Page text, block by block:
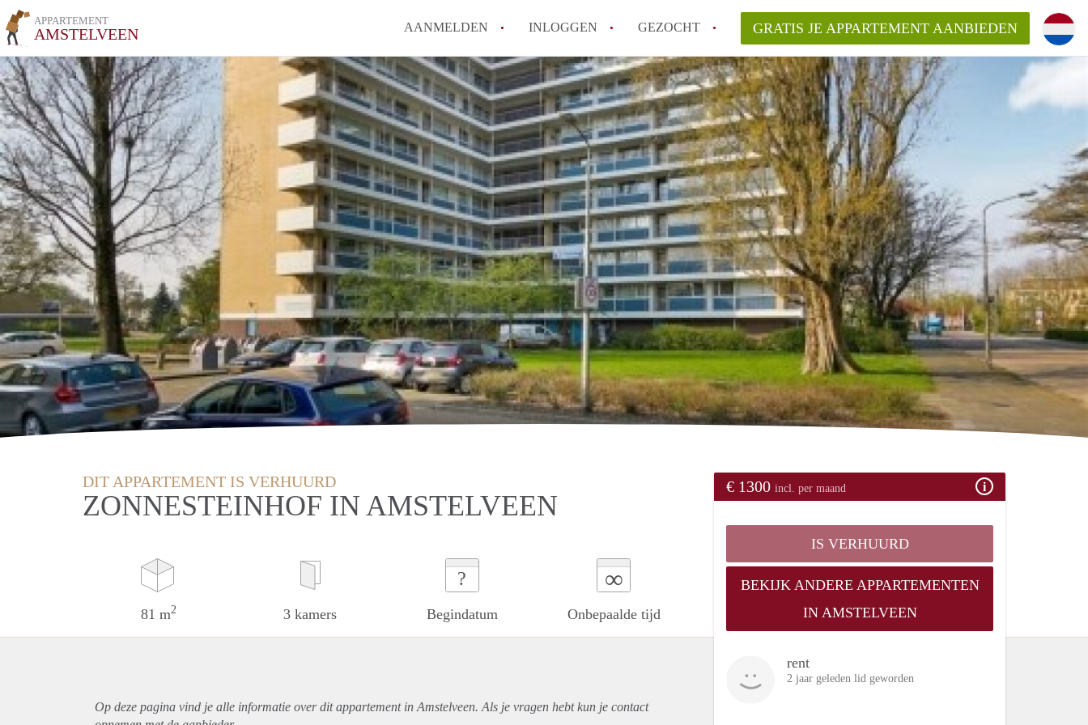
APPARTEMENT
AMSTELVEEN AANMELDEN INLOGGEN GEZOCHT GRATIS JE APPARTEMENT AANBIEDEN
DIT APPARTEMENT IS VERHUURD
ZONNESTEINHOF IN AMSTELVEEN
81 m2 3 kamers
?
Begindatum
∞
Onbepaalde tijd
€ 1300 incl. per maand
IS VERHUURD
BEKIJK ANDERE APPARTEMENTEN
IN AMSTELVEEN
rent
2 jaar geleden lid geworden
Op deze pagina vind je alle informatie over ditappartementin Amstelveen. Als je vragen hebt kun je contact